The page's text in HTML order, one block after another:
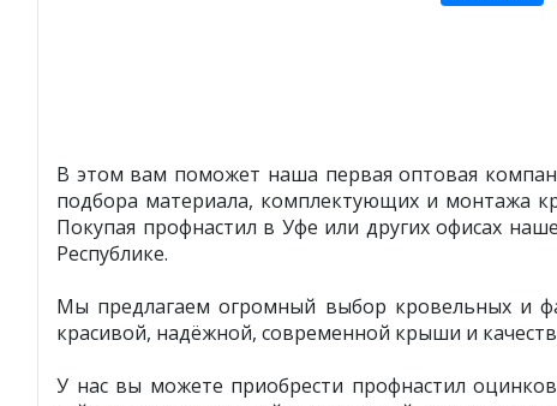
В этом вам поможет наша первая оптовая
подбора материала, комплектующих и монтажа
Покупая профнастил в Уфе или других офисах
Республике.
Мы предлагаем огромный выбор кровельных и
красивой, надёжной, современной крыши и
У нас вы можете приобрести профнастил